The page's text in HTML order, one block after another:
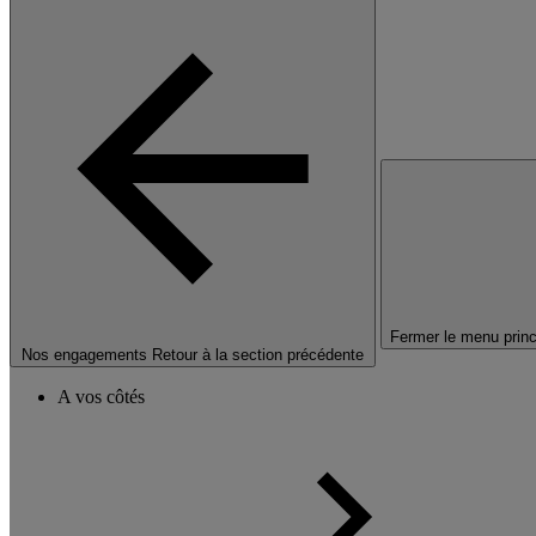
Nos engagements Retour à la section précédente
Fermer le menu
A vos côtés